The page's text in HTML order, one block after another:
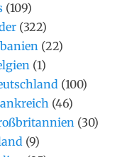
(109)
(322)
(22)
(1)
(100)
(46)
(30)
(9)